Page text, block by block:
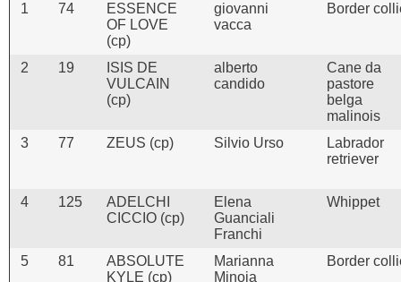
1 74
ESSENCE
OF LOVE
(cp)
giovanni
vacca
Border
2 19
ISIS DE
VULCAIN
(cp)
alberto
candido
Cane da
pastore
belga
malinois
3
77 ZEUS (cp) Silvio Urso
Labrador
retriever
4 125
ADELCHI
CICCIO (cp)
Elena
Guanciali
Franchi
Whippet
5 81
ABSOLUTE
KYLE (cp)
Marianna
Minoia
Border